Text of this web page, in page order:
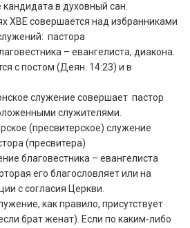
в духовный сан.
ХВЕ совершается над избранниками
пастора
– евангелиста, диакона.
с постом (Деян. 14:23) и в
служение совершает пастор
служителями.
(пресвитерское) служение
(пресвитера)
благовестника – евангелиста
его благословляет или на
с согласия Церкви.
как правило, присутствует
брат женат). Если по каким-либо